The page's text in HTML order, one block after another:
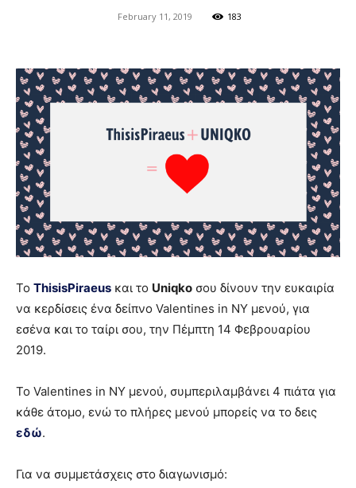
February 11, 2019 183
To ThisisPiraeus και το Uniqko σου δίνουν την ευκαιρία
να κερδίσεις ένα δείπνο Valentines in NY μενού, για
εσένα και το ταίρι σου, την Πέμπτη 14 Φεβρουαρίου
2019.
Το Valentines in NY μενού, συμπεριλαμβάνει 4 πιάτα για
κάθε άτομο, ενώ το πλήρες μενού μπορείς να το δεις
εδώ.
Για να συμμετάσχεις στο διαγωνισμό: